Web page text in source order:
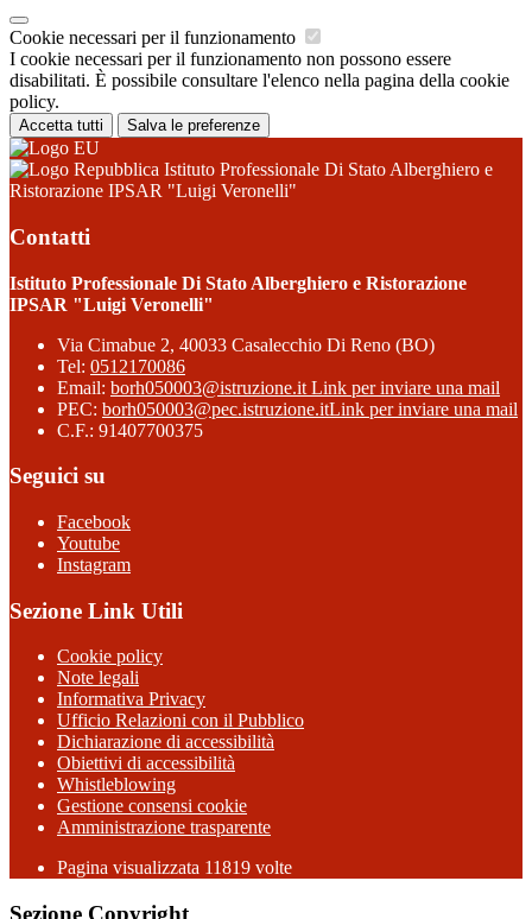
Cookie necessari per il funzionamento
I cookie necessari per il funzionamento non possono essere
disabilitati. È possibile consultare l'elenco nella pagina della cookie
policy.
Accetta tutti Salva le preferenze
Istituto Professionale Di Stato Alberghiero e
Ristorazione IPSAR "Luigi Veronelli"
Contatti
Istituto Professionale Di Stato Alberghiero e Ristorazione
IPSAR "Luigi Veronelli"
Via Cimabue 2, 40033 Casalecchio Di Reno (BO)
Tel: 0512170086
Email: borh050003@istruzione.it Link per inviare una mail
PEC: borh050003@pec.istruzione.itLink per inviare una mail
C.F.: 91407700375
Seguici su
Facebook
Youtube
Instagram
Sezione Link Utili
Cookie policy
Note legali
Informativa Privacy
Ufficio Relazioni con il Pubblico
Dichiarazione di accessibilità
Obiettivi di accessibilità
Whistleblowing
Gestione consensi cookie
Amministrazione trasparente
Pagina visualizzata 11819 volte
Sezione Copyright